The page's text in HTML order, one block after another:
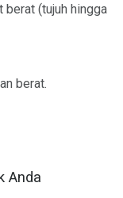
(tujuh hingga
berat.
Anda